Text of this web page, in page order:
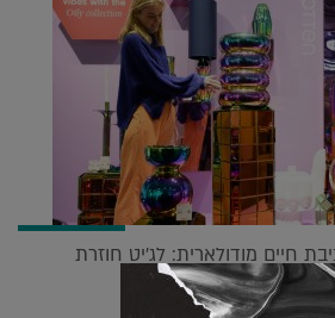
חיים מודולארית: לג'יט חוזרת